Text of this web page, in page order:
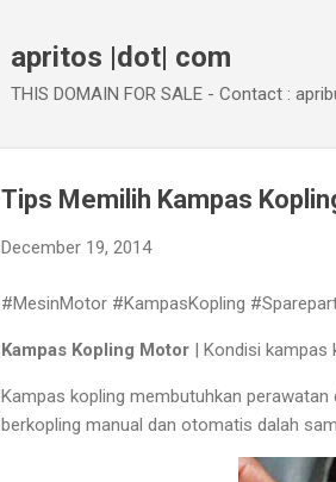
apritos |dot| com
THIS DOMAIN FOR SALE - Contact :
Tips Memilih Kampas
December 19, 2014
#MesinMotor #KampasKopling
Kampas Kopling Motor | Kondisi kampas
Kampas kopling membutuhkan
berkopling manual dan otomatis dalah